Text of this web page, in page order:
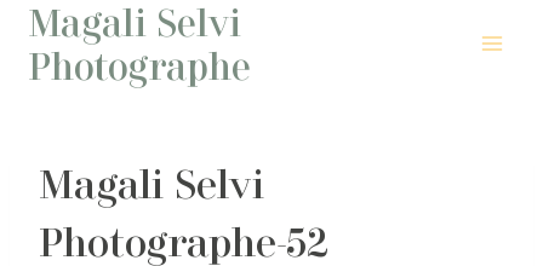
Aller
contenu
Magali Selvi
Photographe
Magali Selvi
Photographe-52